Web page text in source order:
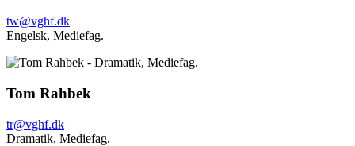
tw@vghf.dk
Engelsk, Mediefag.
Tom Rahbek
tr@vghf.dk
Dramatik, Mediefag.